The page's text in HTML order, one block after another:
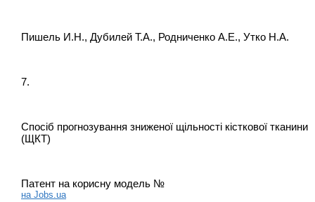
Пишель И.Н., Дубилей Т.А., Родниченко А.Е., Утко Н.А.
7.
Спосіб прогнозування зниженої щільності кісткової тканини
(ЩКТ)
Патент на корисну модель №
на Jobs.ua